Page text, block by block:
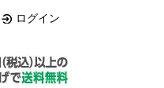
ログイン